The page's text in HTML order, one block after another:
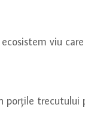
viu
porțile